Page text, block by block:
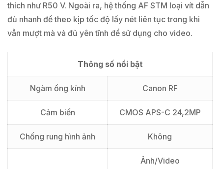
thích như R50 V. Ngoài ra, hệ thống AF STM loại vít dẫn
đủ nhanh để theo kịp tốc độ lấy nét liên tục trong khi
vẫn mượt mà và đủ yên tĩnh để sử dụng cho video.
Thông số nổi bật
Ngàm ống kính Canon RF
Cảm biến CMOS APS-C 24,2MP
Chống rung hình ảnh Không
Ảnh/Video